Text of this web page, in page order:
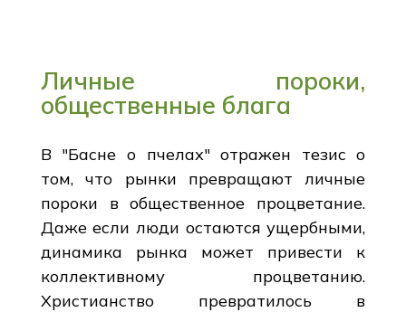
Личные пороки,
общественные блага
В "Басне о пчелах" отражен тезис о
том, что рынки превращают личные
пороки в общественное процветание.
Даже если люди остаются ущербными,
динамика рынка может привести к
коллективному процветанию.
Христианство превратилось в